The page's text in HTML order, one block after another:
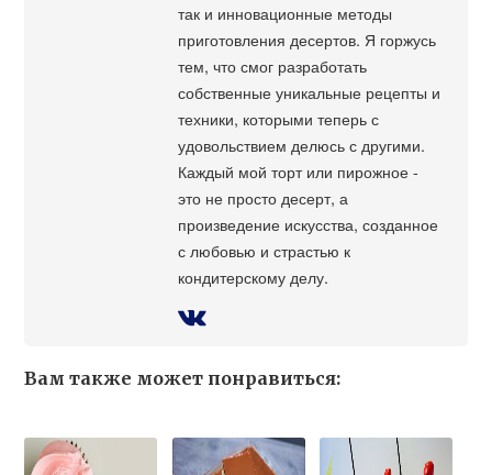
так и инновационные методы
приготовления десертов. Я горжусь
тем, что смог разработать
собственные уникальные рецепты и
техники, которыми теперь с
удовольствием делюсь с другими.
Каждый мой торт или пирожное -
это не просто десерт, а
произведение искусства, созданное
с любовью и страстью к
кондитерскому делу.
Вам также может понравиться: